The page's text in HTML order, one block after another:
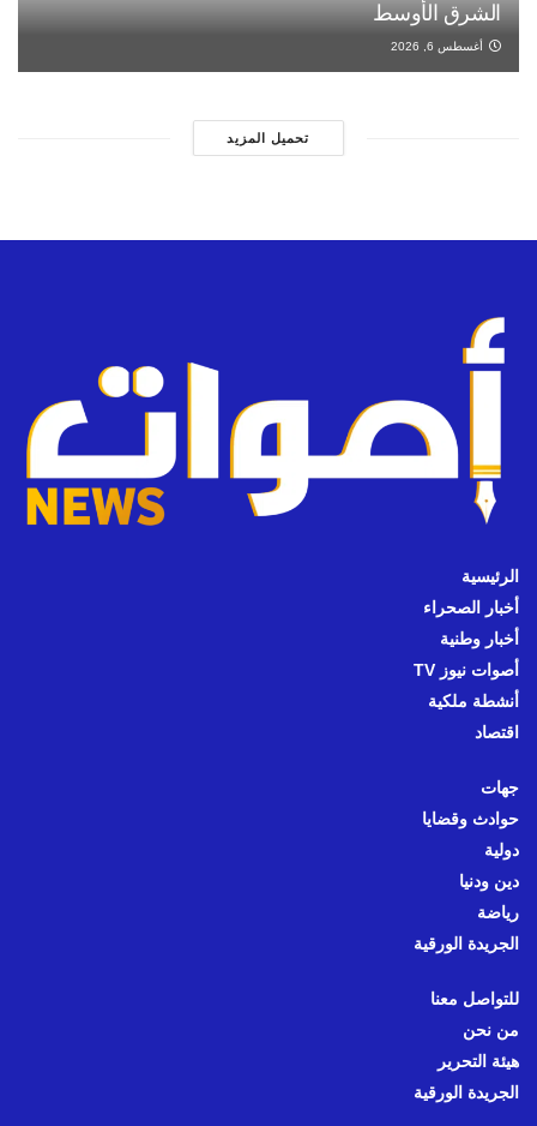
الشرق الأوسط
أغسطس 6, 2026
تحميل المزيد
الرئيسية
أخبار الصحراء
أخبار وطنية
أصوات نيوز TV
أنشطة ملكية
اقتصاد
جهات
حوادث وقضايا
دولية
دين ودنيا
رياضة
الجريدة الورقية
للتواصل معنا
من نحن
هيئة التحرير
الجريدة الورقية